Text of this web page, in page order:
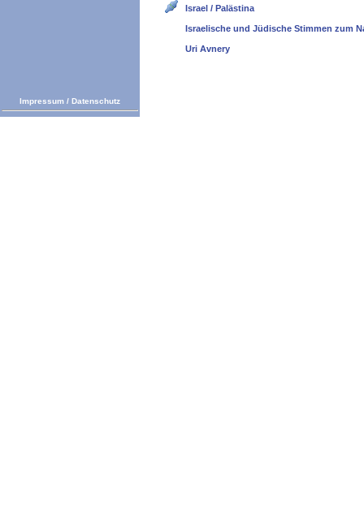
Israel / Palästina
Israelische und Jüdische Stimmen zum
Uri Avnery
Impressum / Datenschutz